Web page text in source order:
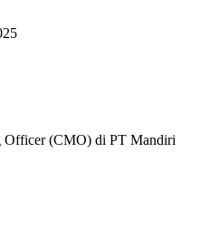
Officer (CMO) di PT Mandiri